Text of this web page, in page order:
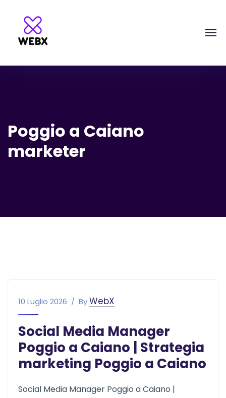
Poggio a Caiano
marketer
10 Luglio 2026 ByWebX
Social Media Manager
Poggio a Caiano | Strategia
marketing Poggio a Caiano
Social Media Manager Poggio a Caiano |